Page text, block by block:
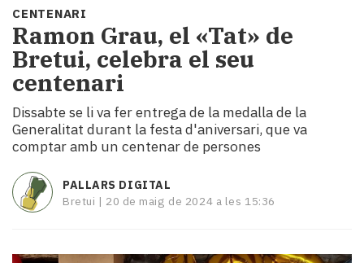
Societat
Política
i
municipis
Economia
turisme
Cultura
Esports
Mai
tant!
TV
mitjans
CENTENARI
Ramon Grau, el «Tat» de
Bretui, celebra el seu
centenari
Dissabte se li va fer entrega de la medalla de la
Generalitat durant la festa d'aniversari, que va
comptar amb un centenar de persones
PALLARS DIGITAL
Bretui | 20 de maig de 2024 a les 15:36